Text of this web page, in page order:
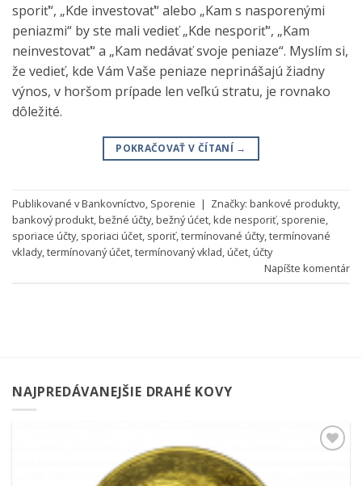
sporiť“, „Kde investovať“ alebo „Kam s nasporenými
peniazmi“ by ste mali vedieť „Kde nesporiť“, „Kam
neinvestovať“ a „Kam nedávať svoje peniaze“. Myslím si,
že vedieť, kde Vám Vaše peniaze neprinášajú žiadny
výnos, v horšom prípade len veľkú stratu, je rovnako
dôležité.
POKRAČOVAŤ V ČÍTANÍ →
Publikované vBankovníctvo, Sporenie | Značky: bankové produkty,
bankový produkt,bežné účty,bežný úćet,kde nesporiť, sporenie,
sporiace účty, sporiaci účet, sporiť,termínované účty,termínované
vklady,termínovaný účet,termínovaný vklad,účet,účty
Napíšte komentár
NAJPREDÁVANEJŠIE DRAHÉ KOVY